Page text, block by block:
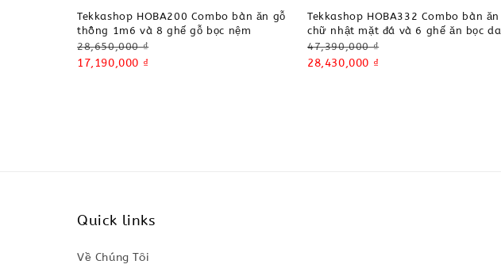
Tekkashop HOBA200 Combo bàn ăn gỗ
thông 1m6 và 8 ghế gỗ bọc nệm
Regular
price
28,650,000 ₫
Sale
17,190,000 ₫
Tekkashop HOBA332 Combo bàn ăn
chữ nhật mặt đá và 6 ghế ăn bọc da
Regular
price
47,390,000 ₫
Sale
28,430,000 ₫
Quick links
Về Chúng Tôi